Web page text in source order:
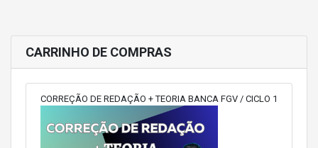
CARRINHO DE COMPRAS
CORREÇÃO DE REDAÇÃO + TEORIA BANCA FGV / CICLO 1